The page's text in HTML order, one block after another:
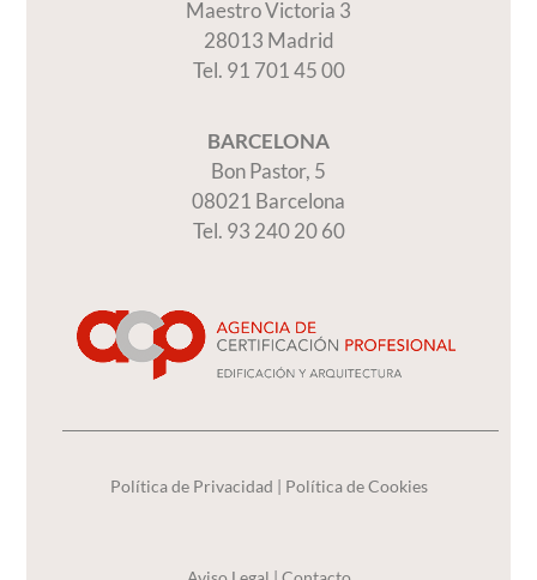
Maestro Victoria 3
28013 Madrid
Tel. 91 701 45 00
BARCELONA
Bon Pastor, 5
08021 Barcelona
Tel. 93 240 20 60
Política de Privacidad | Política de Cookies